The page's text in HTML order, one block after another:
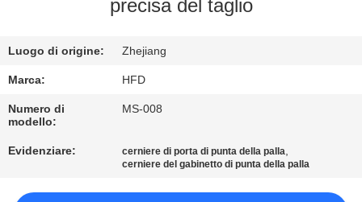
DI
QUALITÀ
NOTIZIE
precisa del taglio
Luogo di origine: Zhejiang
Marca: HFD
Numero di
modello:
MS-008
Evidenziare: cerniere di porta di punta della palla,
cerniere del gabinetto di punta della palla